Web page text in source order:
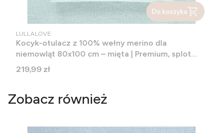
Do koszyka
PRODUCENT
LULLALOVE
Kocyk-otulacz z 100% wełny merino dla
niemowląt 80x100 cm – mięta | Premium, splot
Ryżowy
Cena
219,99 zł
Zobacz również